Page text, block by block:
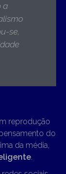
a
se,
reprodução
do
da média,